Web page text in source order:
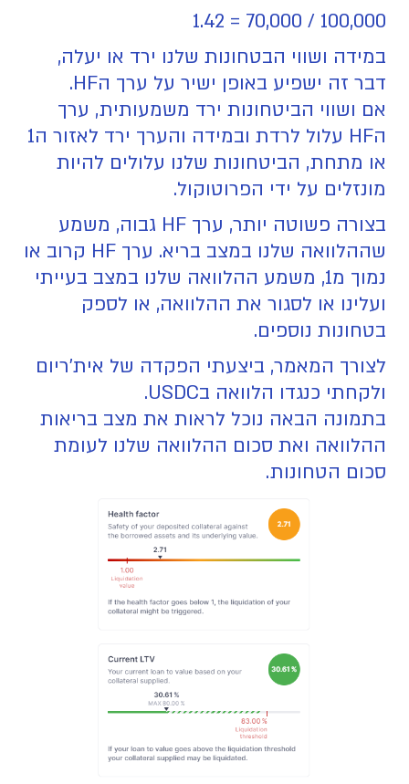
100,000 / 70,000 = 1.42
במידה ושווי הבטחונות שלנו ירד או יעלה,
דבר זה ישפיע באופן ישיר על ערך הHF.
אם ושווי הביטחונות ירד משמעותית, ערך
הHF עלול לרדת ובמידה והערך ירד לאזור ה1
או מתחת, הביטחונות שלנו עלולים להיות
מונזלים על ידי הפרוטוקול.
בצורה פשוטה יותר, ערך HF גבוה, משמע
שההלוואה שלנו במצב בריא. ערך HF קרוב או
נמוך מ1, משמע ההלוואה שלנו במצב בעייתי
ועלינו או לסגור את ההלוואה, או לספק
בטחונות נוספים.
לצורך המאמר, ביצעתי הפקדה של אית'ריום
ולקחתי כנגדו הלוואה בUSDC.
בתמונה הבאה נוכל לראות את מצב בריאות
ההלוואה ואת סכום ההלוואה שלנו לעומת
סכום הטחונות.